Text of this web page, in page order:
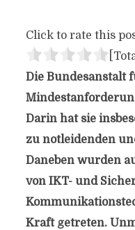
Click to rate this
Die Bundesanstalt
Darin hat sie
zu notleidenden
Daneben wurden
von IKT- und
Kraft getreten.